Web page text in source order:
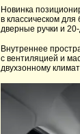
Новинка
в классическом
дверные ручки и
Внутреннее
с вентиляцией и
двухзонному